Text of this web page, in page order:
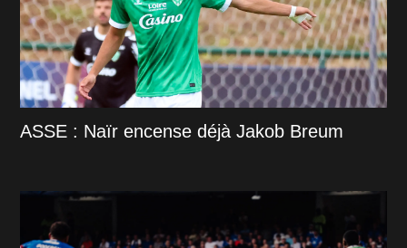
ASSE : Naïr encense déjà Jakob Breum